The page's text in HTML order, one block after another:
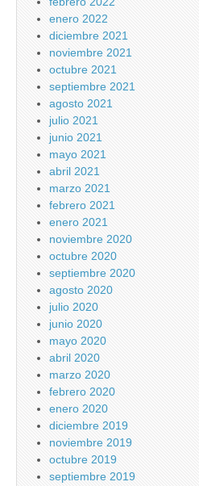
enero 2022
diciembre 2021
noviembre 2021
octubre 2021
septiembre 2021
agosto 2021
julio 2021
junio 2021
mayo 2021
abril 2021
marzo 2021
febrero 2021
enero 2021
noviembre 2020
octubre 2020
septiembre 2020
agosto 2020
julio 2020
junio 2020
mayo 2020
abril 2020
marzo 2020
febrero 2020
enero 2020
diciembre 2019
noviembre 2019
octubre 2019
septiembre 2019